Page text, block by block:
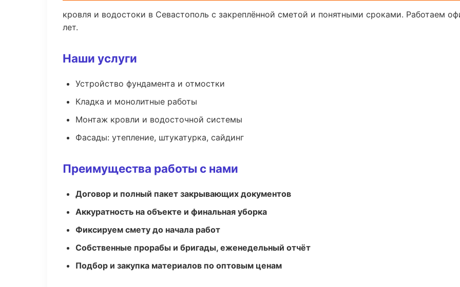
кровля и водостоки в Севастополь с закреплённой сметой и понятными сроками. Работаем
лет.
Наши услуги
Устройство фундамента и отмостки
Кладка и монолитные работы
Монтаж кровли и водосточной системы
Фасады: утепление, штукатурка, сайдинг
Преимущества работы с нами
Договор и полный пакет закрывающих документов
Аккуратность на объекте и финальная уборка
Фиксируем смету до начала работ
Собственные прорабы и бригады, еженедельный отчёт
Подбор и закупка материалов по оптовым ценам